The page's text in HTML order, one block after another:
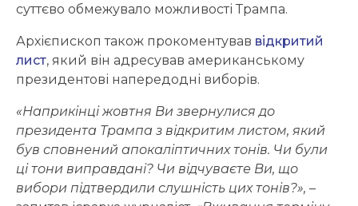
суттєво обмежувало можливості Трампа.
Архієпископ також прокоментував відкритий
лист, який він адресував американському
президентові напередодні виборів.
«Наприкінці жовтня Ви звернулися до
президента Трампа з відкритим листом, який
був сповнений апокаліптичних тонів. Чи були
ці тони виправдані? Чи відчуваєте Ви, що
вибори підтвердили слушність цих тонів?», –